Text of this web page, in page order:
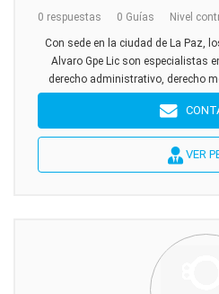
0 respuestas 0 Guías Nivel
Con sede en la ciudad de La Paz,
Alvaro Gpe Lic son especialistas
derecho administrativo, derecho
VER